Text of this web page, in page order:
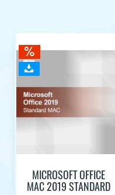
MICROSOFT OFFICE
MAC 2019 STANDARD